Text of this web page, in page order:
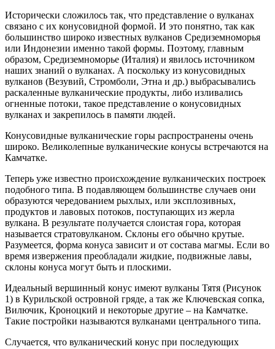
Исторически сложилось так, что представление о вулканах
связано с их конусовидной формой. И это понятно, так как
большинство широко известных вулканов Средиземноморья
или Индонезии именно такой формы. Поэтому, главным
образом, Средиземноморье (Италия) и явилось источником
наших знаний о вулканах. А поскольку из конусовидных
вулканов (Везувий, Стромболи, Этна и др.) выбрасывались
раскаленные вулканические продукты, либо изливались
огненные потоки, такое представление о конусовидных
вулканах и закрепилось в памяти людей.
Конусовидные вулканические горы распространены очень
широко. Великолепные вулканические конусы встречаются на
Камчатке.
Теперь уже известно происхождение вулканических построек
подобного типа. В подавляющем большинстве случаев они
образуются чередованием рыхлых, или эксплозивных,
продуктов и лавовых потоков, поступающих из жерла
вулкана. В результате получается слоистая гора, которая
называется стратовулканом. Склоны его обычно крутые.
Разумеется, форма конуса зависит и от состава магмы. Если во
время извержения преобладали жидкие, подвижные лавы,
склоны конуса могут быть и плоскими.
Идеальный вершинный конус имеют вулканы Тятя (Рисунок
1) в Курильской островной гряде, а так же Ключевская сопка,
Вилючик, Кроноцкий и некоторые другие – на Камчатке.
Такие постройки называются вулканами центрального типа.
Случается, что вулканический конус при последующих